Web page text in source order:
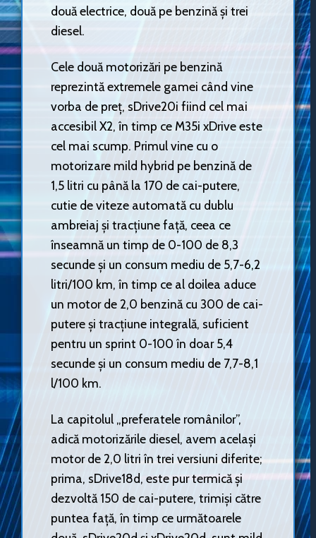
două electrice, două pe benzină și trei
diesel.
Cele două motorizări pe benzină
reprezintă extremele gamei când vine
vorba de preț, sDrive20i fiind cel mai
accesibil X2, în timp ce M35i xDrive este
cel mai scump. Primul vine cu o
motorizare mild hybrid pe benzină de
1,5 litri cu până la 170 de cai-putere,
cutie de viteze automată cu dublu
ambreiaj și tracțiune față, ceea ce
înseamnă un timp de 0-100 de 8,3
secunde și un consum mediu de 5,7-6,2
litri/100 km, în timp ce al doilea aduce
un motor de 2,0 benzină cu 300 de cai-
putere și tracțiune integrală, suficient
pentru un sprint 0-100 în doar 5,4
secunde și un consum mediu de 7,7-8,1
l/100 km.
La capitolul „preferatele românilor”,
adică motorizările diesel, avem același
motor de 2,0 litri în trei versiuni diferite;
prima, sDrive18d, este pur termică și
dezvoltă 150 de cai-putere, trimiși către
puntea față, în timp ce următoarele